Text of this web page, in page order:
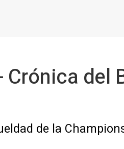
del
de la